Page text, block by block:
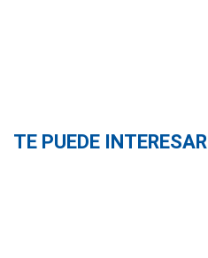
TE PUEDE INTERESAR